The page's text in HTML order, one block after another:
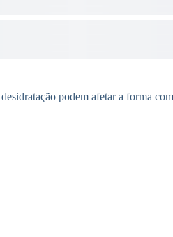
podem afetar a forma